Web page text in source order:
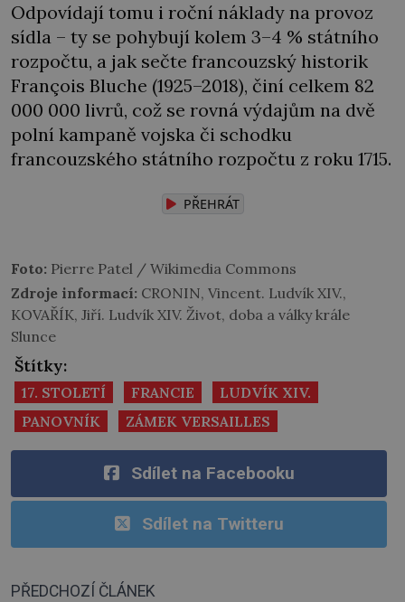
Odpovídají tomu i roční náklady na provoz
sídla – ty se pohybují kolem 3–4 % státního
rozpočtu, a jak sečte francouzský historik
François Bluche (1925–2018), činí celkem 82
000 000 livrů, což se rovná výdajům na dvě
polní kampaně vojska či schodku
francouzského státního rozpočtu z roku 1715.
PŘEHRÁT
Foto: Pierre Patel / Wikimedia Commons
Zdroje informací: CRONIN, Vincent. Ludvík XIV.,
KOVAŘÍK, Jiří. Ludvík XIV. Život, doba a války krále
Slunce
Štítky:
17. STOLETÍ FRANCIE
LUDVÍK XIV.
PANOVNÍK
ZÁMEK VERSAILLES
Sdílet na Facebooku
Sdílet na Twitteru
PŘEDCHOZÍ ČLÁNEK